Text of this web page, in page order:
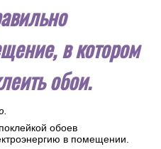
в котором
обои.
обоев
в помещении.